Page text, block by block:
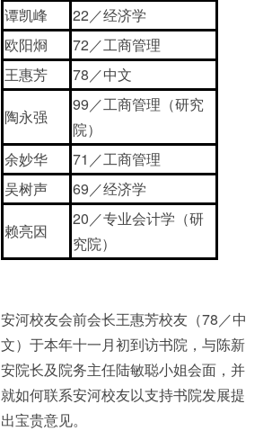
谭凯峰
22／经济学
欧阳烱
72／工商管理
王惠芳
78／中文
陶永强
99／工商管理（研究
院）
余妙华
71／工商管理
吴树声
69／经济学
赖亮因
20／专业会计学（研
究院）
安河校友会前会长王惠芳校友（78／中
文）于本年十一月初到访书院，与陈新
安院长及院务主任陆敏聪小姐会面，并
就如何联系安河校友以支持书院发展提
出宝贵意见。